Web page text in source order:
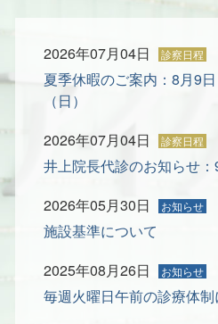
2026年07月04日
夏季休暇のご案内：8月9
（日）
2026年07月04日
井上院長代診のお知らせ
2026年05月30日
施設基準について
2025年08月26日
毎週火曜日午前の診療体制